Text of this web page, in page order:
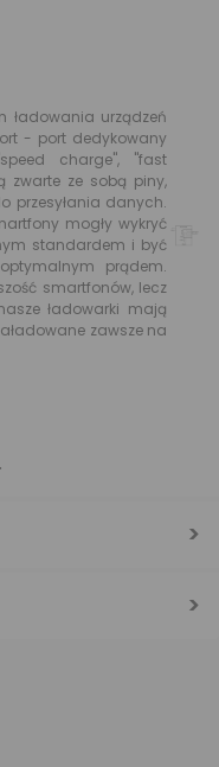
ładowania urządzeń
- port dedykowany
charge", "fast
zwarte ze sobą piny,
przesyłania danych.
mogły wykryć
standardem i być
prądem.
smartfonów, lecz
ładowarki mają
zawsze na